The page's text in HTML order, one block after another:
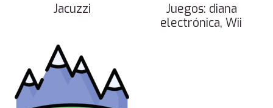
Jacuzzi
Juegos: diana
electrónica, Wii